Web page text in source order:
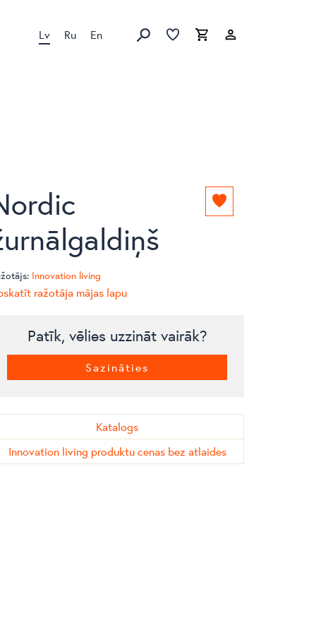
Lv Ru En Meklēt produktus
Izlase Grozs
Pievienot
Innovation living
ražotāja mājas lapu
Patīk, vēlies uzzināt vairāk?
Sazināties
Katalogs
Innovation living produktu cenas bez atlaides